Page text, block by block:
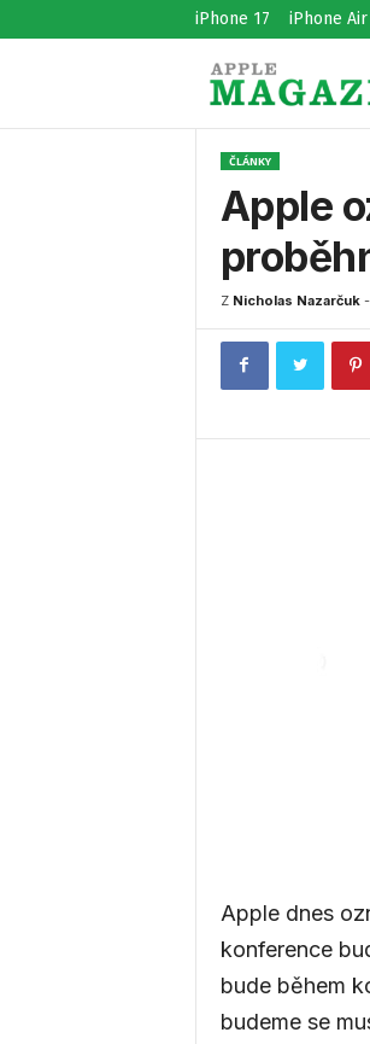
iPhone 17 iPhone Air
ČLÁNKY
Apple
Z Nicholas Nazarčuk-
Apple dnes
konference
bude během
budeme se